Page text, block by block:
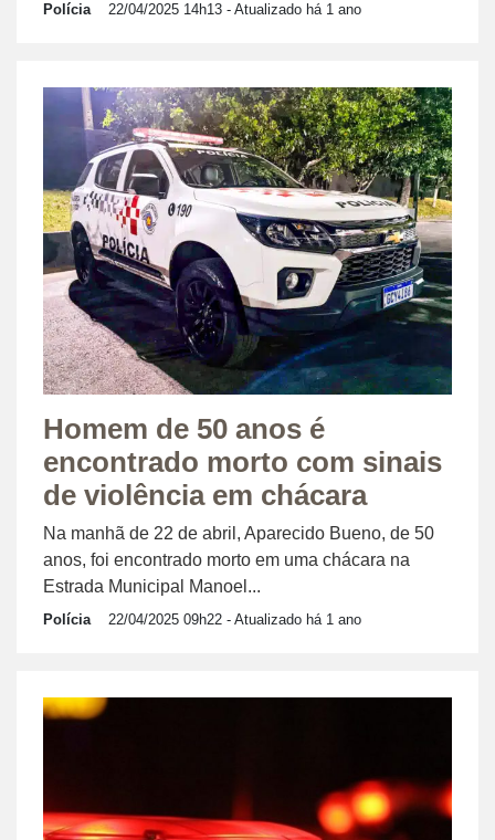
Polícia 22/04/2025 14h13 - Atualizado há 1 ano
Homem de 50 anos é
encontrado morto com sinais
de violência em chácara
Na manhã de 22 de abril, Aparecido Bueno, de 50
anos, foi encontrado morto em uma chácara na
Estrada Municipal Manoel...
Polícia 22/04/2025 09h22 - Atualizado há 1 ano